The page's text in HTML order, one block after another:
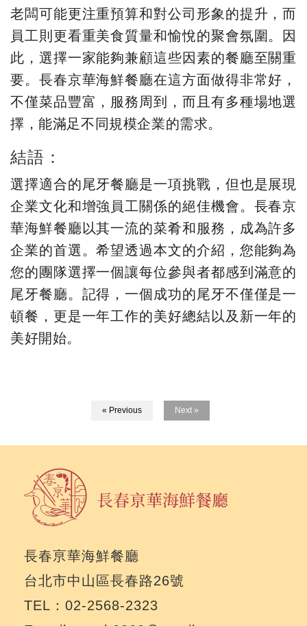
老闆可能更注重預算和對公司形象的提升，而
員工則更看重美食質量和愉悅的聚會氛圍。因
此，選擇一家能夠兼顧這些因素的餐廳至關重
要。長春京華海鮮餐廳在這方面做得非常好，
不僅菜品豐富，服務周到，而且有多種場地選
擇，能滿足不同規模企業的需求。
結語：
選擇適合的尾牙餐廳是一項挑戰，但也是展現
企業文化和增強員工關係的絕佳機會。長春京
華海鮮餐廳以其一流的菜肴和服務，成為許多
企業的首選。希望透過本文的介紹，您能夠為
您的團隊選擇一個讓每位參與者都感到滿意的
尾牙餐廳。記得，一個成功的尾牙不僅僅是一
頓餐，更是一年工作的美好總結以及新一年的
美好開始。
« Previous Next »
長春亰華海鮮餐廳
台北市中山區長春路26號
TEL：02-2568-2323